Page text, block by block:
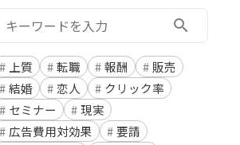
検索: search
上質 転職 報酬
販売
結婚
恋人
クリック率
セミナー
現実
広告費用対効果
要請